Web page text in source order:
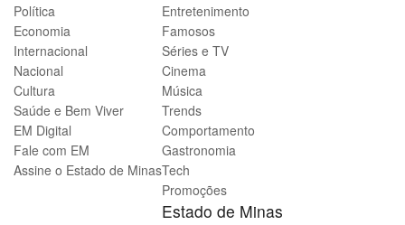
Política
Economia
Internacional
Nacional
Cultura
Saúde e Bem Viver
EM Digital
Fale com EM
Assine o Estado de Minas
Entretenimento
Famosos
Séries e TV
Cinema
Música
Trends
Comportamento
Gastronomia
Tech
Promoções
Estado de Minas